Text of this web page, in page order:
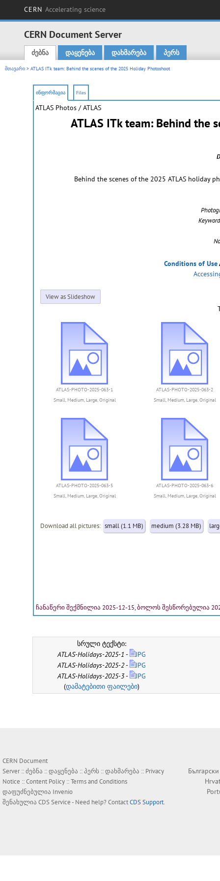
CERN Accelerating science
CERN Document Server
Main menu
ძებნა დაყენება დახმარება პერს
მთავარი > ATLAS ITk team: Behind the scenes of the 2025 Holiday Photoshoot
ინფორმაცია Files
ATLAS Photos / ATLAS
ATLAS ITk team: Behind the
Behind the scenes of the 2025 ATLAS holiday
Conditions of Use
View as Slideshow
ATLAS-PHOTO-2025-063-1
Small, Medium, Large,Original
ATLAS-PHOTO-2025-063-2
Small, Medium, Large,Original
ATLAS-PHOTO-2025-063-5
Small, Medium, Large,Original
ATLAS-PHOTO-2025-063-6
Small, Medium, Large,Original
Download all pictures: small (1.1 MB) medium (3.28 MB)
ჩანაწერი შექმნილია 2025-12-15, ბოლოს შესწორებულია
სრული ტექსტი:
ATLAS-Holidays-2025-1 -
JPG
ATLAS-Holidays-2025-2-
JPG
ATLAS-Holidays-2025-3-
JPG
(დამატებითი ფაილები)
CERN Document
Server ::ძებნა ::დაყენება ::პერს ::დახმარება :: Privacy
Notice ::Content Policy ::Terms and Conditions
დაფუძნებულია Invenio
შენახულია CDS Service- Need help? ContactCDS Support.
Български